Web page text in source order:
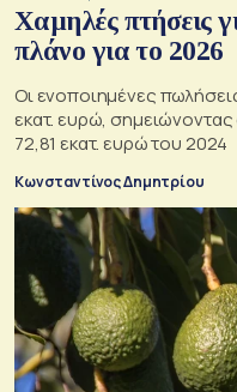
Χαμηλές πτήσεις
πλάνο για το 2026
Οι ενοποιημένες
εκατ. ευρώ,
72,81 εκατ. ευρώ του 2024
Κωνσταντίνος Δημητρίου